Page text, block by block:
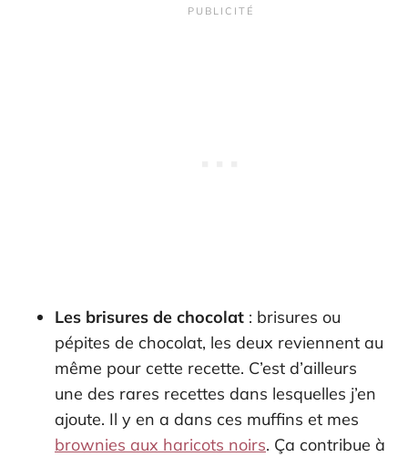
Les brisures de chocolat : brisures ou
pépites de chocolat, les deux reviennent au
même pour cette recette. C’est d’ailleurs
une des rares recettes dans lesquelles j’en
ajoute. Il y en a dans ces muffins et mes
brownies aux haricots noirs. Ça contribue à